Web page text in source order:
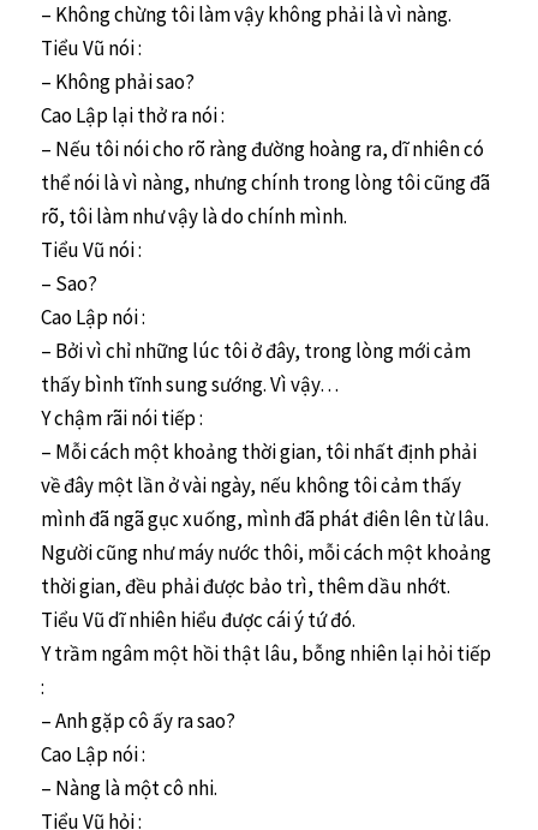
– Không chừng tôi làm vậy không phải là vì nàng.
Tiểu Vũ nói :
– Không phải sao?
Cao Lập lại thở ra nói :
– Nếu tôi nói cho rõ ràng đường hoàng ra, dĩ nhiên có
thể nói là vì nàng, nhưng chính trong lòng tôi cũng đã
rõ, tôi làm như vậy là do chính mình.
Tiểu Vũ nói :
– Sao?
Cao Lập nói :
– Bởi vì chỉ những lúc tôi ở đây, trong lòng mới cảm
thấy bình tĩnh sung sướng. Vì vậy…
Y chậm rãi nói tiếp :
– Mỗi cách một khoảng thời gian, tôi nhất định phải
về đây một lần ở vài ngày, nếu không tôi cảm thấy
mình đã ngã gục xuống, mình đã phát điên lên từ lâu.
Người cũng như máy nước thôi, mỗi cách một khoảng
thời gian, đều phải được bảo trì, thêm dầu nhớt.
Tiểu Vũ dĩ nhiên hiểu được cái ý tứ đó.
Y trầm ngâm một hồi thật lâu, bỗng nhiên lại hỏi tiếp
:
– Anh gặp cô ấy ra sao?
Cao Lập nói :
– Nàng là một cô nhi.
Tiểu Vũ hỏi :